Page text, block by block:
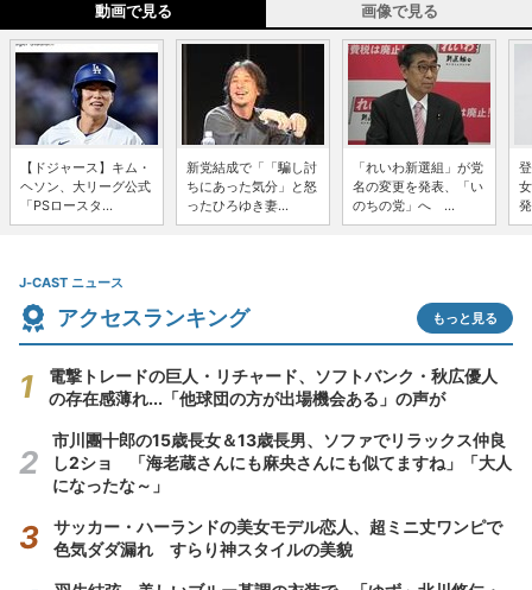
動画で見る 画像で見る
【ドジャース】キム・
ヘソン、大リーグ公式
「PSロースタ...
新党結成で「「騙し討
ちにあった気分」と怒
ったひろゆき妻...
「れいわ新選組」が党
名の変更を発表、「い
のちの党」へ ...
J-CAST ニュース
アクセスランキング もっと見る
電撃トレードの巨人・リチャード、ソフトバンク・秋広優人
の存在感薄れ...「他球団の方が出場機会ある」の声が
市川團十郎の15歳長女＆13歳長男、ソファでリラックス仲良
し2ショ 「海老蔵さんにも麻央さんにも似てますね」「大人
になったな～」
サッカー・ハーランドの美女モデル恋人、超ミニ丈ワンピで
色気ダダ漏れ すらり神スタイルの美貌